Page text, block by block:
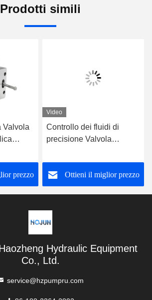
Prodotti simili
Valvola
prezzo
Video
Controllo dei fluidi di
precisione Valvola
di flusso Valvola di blocco
idraulica OEM
Ottieni il miglior prezzo
Hydraulic Equipment
Co., Ltd.
service@hzpumpru.com